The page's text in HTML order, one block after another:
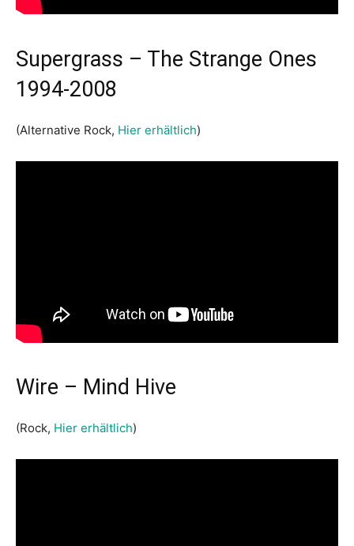
Supergrass – The Strange Ones
1994-2008
(Alternative Rock, Hier erhältlich)
Wire – Mind Hive
(Rock, Hier erhältlich)